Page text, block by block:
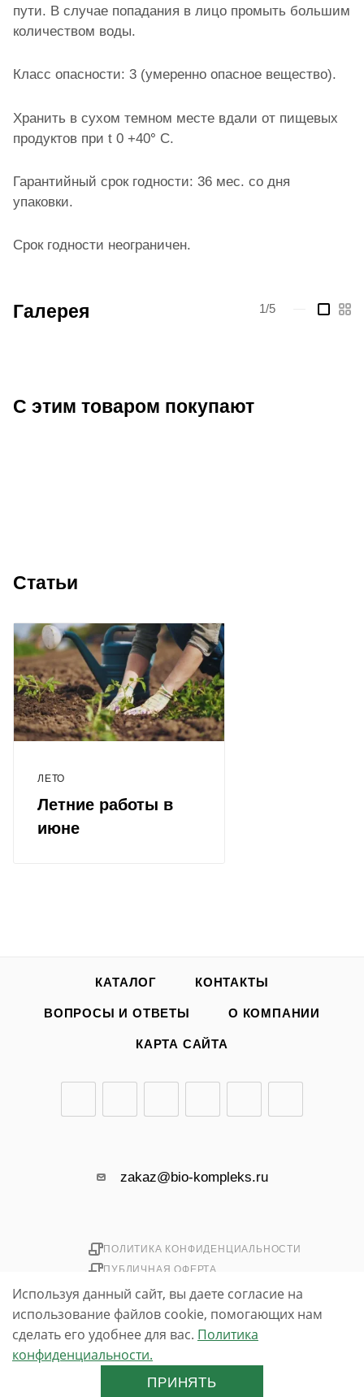
пути. В случае попадания в лицо промыть большим
количеством воды.
Класс опасности: 3 (умеренно опасное вещество).
Хранить в сухом темном месте вдали от пищевых
продуктов при t 0 +40° С.
Гарантийный срок годности: 36 мес. со дня
упаковки.
Срок годности неограничен.
Галерея 1/5
С этим товаром покупают
Статьи
ЛЕТО
Летние работы в
июне
КАТАЛОГ КОНТАКТЫ
ВОПРОСЫ И ОТВЕТЫ О КОМПАНИИ
КАРТА САЙТА
zakaz@bio-kompleks.ru
ПОЛИТИКА КОНФИДЕНЦИАЛЬНОСТИ
ПУБЛИЧНАЯ ОФЕРТА
2026 © «БИО-комплекс»
До бесплатной доставки осталось
Используя данный сайт, вы даете согласие на
использование файлов cookie, помогающих нам
сделать его удобнее для вас. Политика
конфиденциальности.
ПРИНЯТЬ